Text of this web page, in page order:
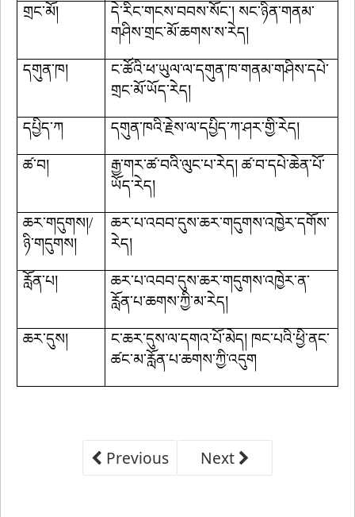
གྲང་མོ།
དེ་རིང་གངས་བབས་སོང་། སང་ཉིན་གནམ་
གཤིས་གྲང་མོ་ཆགས་ས་རེད།
དགུན་ཁ།
ང་ཚོའི་ཕ་ཡུལ་ལ་དགུན་ཁ་གནམ་གཤིས་དཔེ་
གྲང་མོ་ཡོད་རེད།
དཔྱིད་ཀ དགུན་ཁའི་རྗེས་ལ་དཔྱིད་ཀ་ཤར་གྱི་རེད།
ཚ་བ།
རྒྱ་གར་ཚ་བའི་ལུང་པ་རེད། ཚ་བ་དཔེ་ཆེན་པོ་
ཡོད་རེད།
ཆར་གདུགས།/
ཉི་གདུགས།
ཆར་པ་འབབ་དུས་ཆར་གདུགས་འཁྱེར་དགོས་
རེད།
རློན་པ།
ཆར་པ་འབབ་དུས་ཆར་གདུགས་འཁྱེར་ན་
རློན་པ་ཆགས་ཀྱི་མ་རེད།
ཆར་དུས།
ང་ཆར་དུས་ལ་དགའ་པོ་མེད། ཁང་པའི་ཕྱི་ནང་
ཚང་མ་རློན་པ་ཆགས་ཀྱི་འདུག
Previous Next